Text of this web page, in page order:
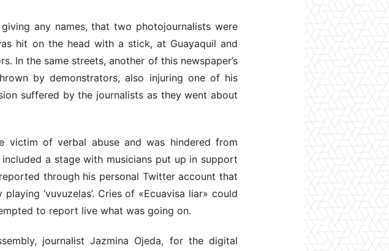
any names, that two photojournalists were
hit on the head with a stick, at Guayaquil and
In the same streets, another of this newspaper’s
by demonstrators, also injuring one of his
suffered by the journalists as they went about
victim of verbal abuse and was hindered from
a stage with musicians put up in support
through his personal Twitter account that
‘vuvuzelas’. Cries of «Ecuavisa liar» could
to report live what was going on.
journalist Jazmina Ojeda, for the digital